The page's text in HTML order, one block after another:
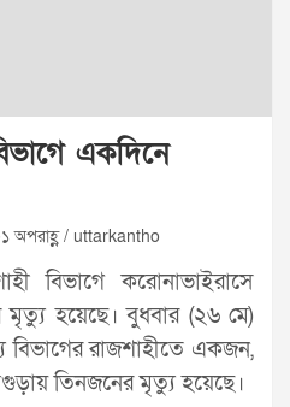
একদিনে
অপরাহ্ণ / uttarkantho
বিভাগে করোনাভাইরাসে
হয়েছে। বুধবার (২৬ মে)
রাজশাহীতে একজন,
তিনজনের মৃত্যু হয়েছে।